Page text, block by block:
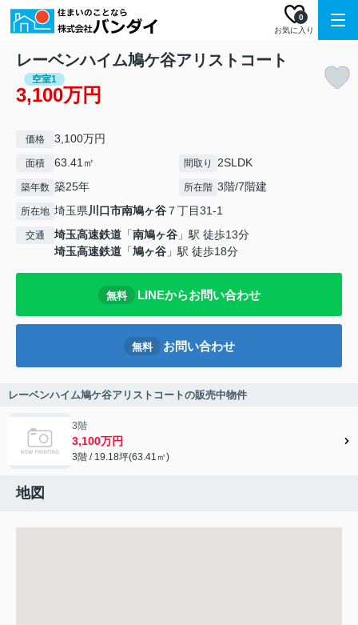
お気に入り
0
レーベンハイム鳩ケ谷アリストコート
空室1
3,100万円
価格 3,100万円
面積 63.41㎡ 間取り 2SLDK
築年数 築25年 所在階 3階/7階建
所在地 埼玉県川口市南鳩ヶ谷 ７丁目31-1
交通 埼玉高速鉄道 「南鳩ヶ谷 」駅 徒歩13分
埼玉高速鉄道 「鳩ヶ谷 」駅 徒歩18分
無料 LINEからお問い合わせ
無料 お問い合わせ
レーベンハイム鳩ケ谷アリストコートの販売中物件
3階
3,100万円
3階 / 19.18坪(63.41㎡)
地図